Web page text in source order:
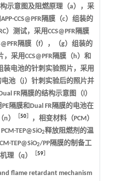
构示意图及阻燃原理（a），采
CCS@PFR隔膜（c）组装的
）测试，采用CCS@PFR隔膜
隔膜（f），（g）组装的
采用CCS@PFR隔膜（h）和
装电池的针刺实验照片，采用
电池（j）针刺实验后的照片并
FR隔膜的结构示意图（l）
隔膜和Dual FR隔膜的电池在
）
50］
，相变材料（PCM）
TEP@SiO2释放阻燃剂的温
TEP@SiO2/PP隔膜的制备工
理（q）
59］
flame retardant mechanism